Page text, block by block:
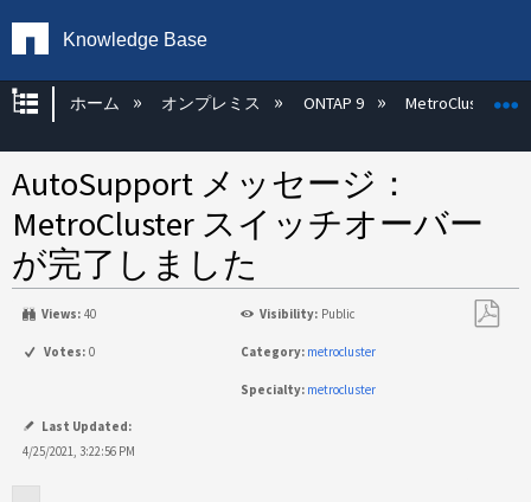
Knowledge Base
グローバル階層を展開/折りたたむ
ホーム オンプレミス ONTAP 9 MetroCluster
AutoSupport メッセージ：
MetroCluster スイッチオーバー
が完了しました
Views: 40 Visibility: Public
Votes: 0 Category: metrocluster
Specialty: metrocluster
Last Updated:
4/25/2021, 3:22:56 PM